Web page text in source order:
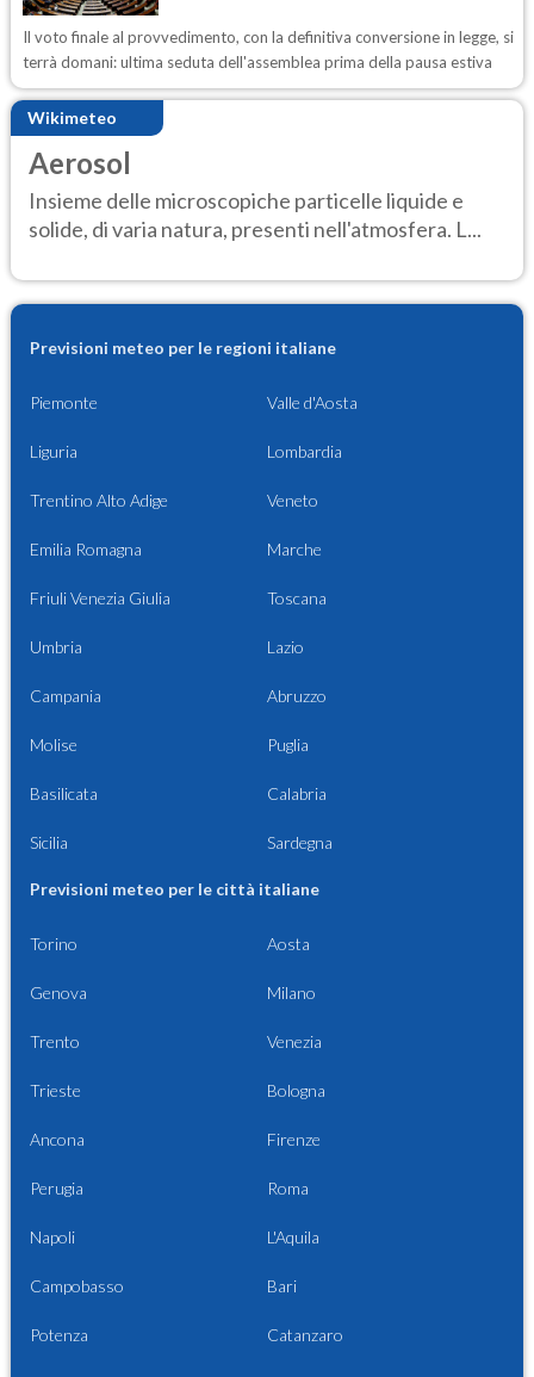
Il voto finale al provvedimento, con la definitiva conversione in legge, si
terrà domani: ultima seduta dell'assemblea prima della pausa estiva
Wikimeteo
Aerosol
Insieme delle microscopiche particelle liquide e
solide, di varia natura, presenti nell'atmosfera. L...
Previsioni meteo per le regioni italiane
Piemonte Valle d'Aosta
Liguria Lombardia
Trentino Alto Adige Veneto
Emilia Romagna Marche
Friuli Venezia Giulia Toscana
Umbria Lazio
Campania Abruzzo
Molise Puglia
Basilicata Calabria
Sicilia Sardegna
Previsioni meteo per le città italiane
Torino Aosta
Genova Milano
Trento Venezia
Trieste Bologna
Ancona Firenze
Perugia Roma
Napoli L'Aquila
Campobasso Bari
Potenza Catanzaro